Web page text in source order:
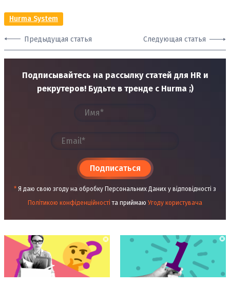
Hurma System
Предыдущая статья Следующая статья
Подписывайтесь на рассылку статей для HR и
рекрутеров! Будьте в тренде с Hurma ;)
Подписаться
* Я даю свою згоду на обробку Персональних Даних у відповідності з
Політикою конфіденційності та приймаю Угоду користувача